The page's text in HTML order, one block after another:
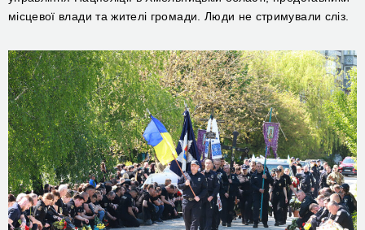
місцевої влади та жителі громади. Люди не стримували сліз.